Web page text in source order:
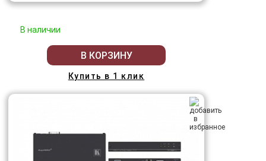
В наличии
В КОРЗИНУ
Купить в 1 клик